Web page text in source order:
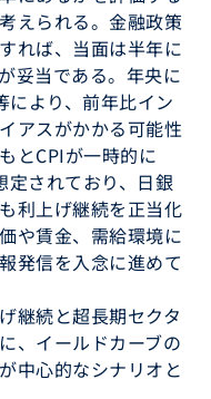
えられる。金融政策
れば、当面は半年に
妥当である。年央に
により、前年比イン
アスがかかる可能性
とCPIが一時的に
されており、日銀
利上げ継続を正当化
や賃金、需給環境に
発信を入念に進めて
継続と超長期セクタ
、イールドカーブの
中心的なシナリオと